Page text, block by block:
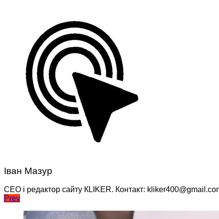
Іван Мазур
CEO і редактор сайту КLIKER. Контакт:
Навігація
записів
Prev